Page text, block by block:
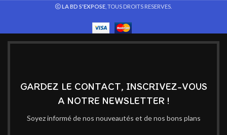
LA BD S'EXPOSE , TOUS DROITS RESERVES.
GARDEZ LE CONTACT, INSCRIVEZ-VOUS
A NOTRE NEWSLETTER !
Soyez informé de nos nouveautés et de nos bons plans